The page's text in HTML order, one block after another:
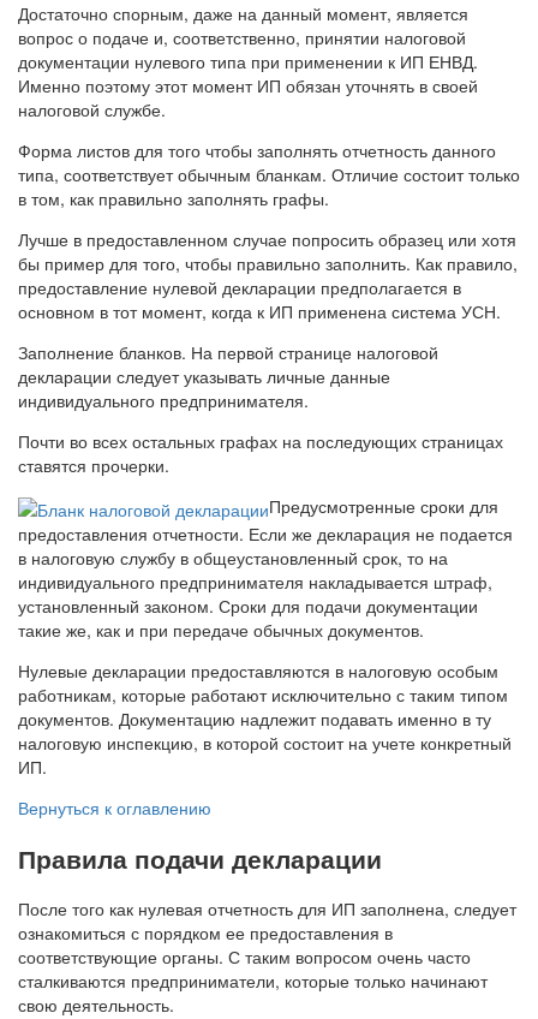
Достаточно спорным, даже на данный момент, является
вопрос о подаче и, соответственно, принятии налоговой
документации нулевого типа при применении к ИП ЕНВД.
Именно поэтому этот момент ИП обязан уточнять в своей
налоговой службе.
Форма листов для того чтобы заполнять отчетность данного
типа, соответствует обычным бланкам. Отличие состоит только
в том, как правильно заполнять графы.
Лучше в предоставленном случае попросить образец или хотя
бы пример для того, чтобы правильно заполнить. Как правило,
предоставление нулевой декларации предполагается в
основном в тот момент, когда к ИП применена система УСН.
Заполнение бланков. На первой странице налоговой
декларации следует указывать личные данные
индивидуального предпринимателя.
Почти во всех остальных графах на последующих страницах
ставятся прочерки.
Предусмотренные сроки для
предоставления отчетности. Если же декларация не подается
в налоговую службу в общеустановленный срок, то на
индивидуального предпринимателя накладывается штраф,
установленный законом. Сроки для подачи документации
такие же, как и при передаче обычных документов.
Нулевые декларации предоставляются в налоговую особым
работникам, которые работают исключительно с таким типом
документов. Документацию надлежит подавать именно в ту
налоговую инспекцию, в которой состоит на учете конкретный
ИП.
Вернуться к оглавлению
Правила подачи декларации
После того как нулевая отчетность для ИП заполнена, следует
ознакомиться с порядком ее предоставления в
соответствующие органы. С таким вопросом очень часто
сталкиваются предприниматели, которые только начинают
свою деятельность.